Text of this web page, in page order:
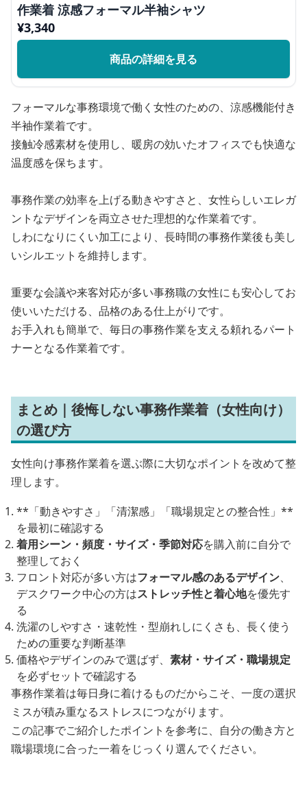
作業着 涼感フォーマル半袖シャツ
¥3,340
商品の詳細を見る
フォーマルな事務環境で働く女性のための、涼感機能付き
半袖作業着です。
接触冷感素材を使用し、暖房の効いたオフィスでも快適な
温度感を保ちます。
事務作業の効率を上げる動きやすさと、女性らしいエレガ
ントなデザインを両立させた理想的な作業着です。
しわになりにくい加工により、長時間の事務作業後も美し
いシルエットを維持します。
重要な会議や来客対応が多い事務職の女性にも安心してお
使いいただける、品格のある仕上がりです。
お手入れも簡単で、毎日の事務作業を支える頼れるパート
ナーとなる作業着です。
まとめ｜後悔しない事務作業着（女性向け）
の選び方
女性向け事務作業着を選ぶ際に大切なポイントを改めて整
理します。
**「動きやすさ」「清潔感」「職場規定との整合性」**
を最初に確認する
着用シーン・頻度・サイズ・季節対応を購入前に自分で
整理しておく
フロント対応が多い方はフォーマル感のあるデザイン、
デスクワーク中心の方はストレッチ性と着心地を優先す
る
洗濯のしやすさ・速乾性・型崩れしにくさも、長く使う
ための重要な判断基準
価格やデザインのみで選ばず、 素材・サイズ・職場規定
を必ずセットで確認する
事務作業着は毎日身に着けるものだからこそ、一度の選択
ミスが積み重なるストレスにつながります。
この記事でご紹介したポイントを参考に、自分の働き方と
職場環境に合った一着をじっくり選んでください。